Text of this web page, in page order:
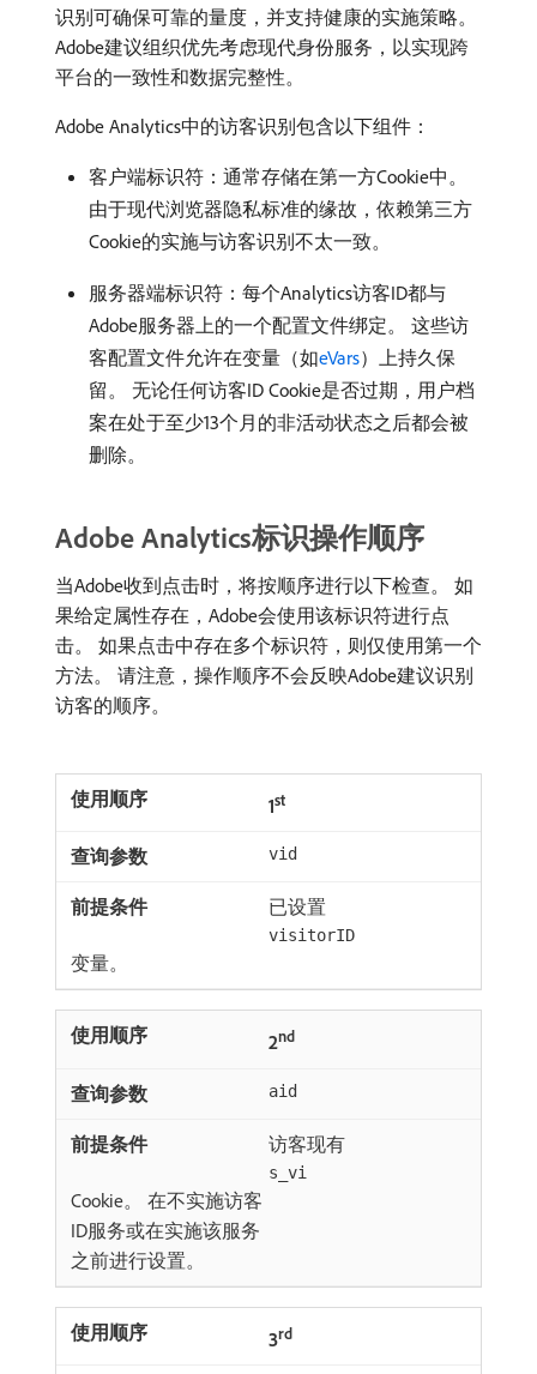
识别可确保可靠的量度，并支持健康的实施策略。
Adobe建议组织优先考虑现代身份服务，以实现跨
平台的一致性和数据完整性。
Adobe Analytics中的访客识别包含以下组件：
客户端标识符：通常存储在第一方Cookie中。
由于现代浏览器隐私标准的缘故，依赖第三方
Cookie的实施与访客识别不太一致。
服务器端标识符：每个Analytics访客ID都与
Adobe服务器上的一个配置文件绑定。 这些访
客配置文件允许在变量（如eVars）上持久保
留。 无论任何访客ID Cookie是否过期，用户档
案在处于至少13个月的非活动状态之后都会被
删除。
Adobe Analytics标识操作顺序
当Adobe收到点击时，将按顺序进行以下检查。 如
果给定属性存在，Adobe会使用该标识符进行点
击。 如果点击中存在多个标识符，则仅使用第一个
方法。 请注意，操作顺序不会反映Adobe建议识别
访客的顺序。
1st
vid
已设置
visitorID
变量。
2nd
aid
访客现有
s_vi
Cookie。 在不实施访客
ID服务或在实施该服务
之前进行设置。
3rd